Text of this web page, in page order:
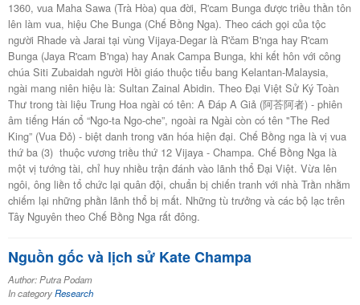
1360, vua Maha Sawa (Trà Hòa) qua đời, R'cam Bunga được triều thần tôn
lên làm vua, hiệu Che Bunga (Chế Bồng Nga). Theo cách gọi của tộc
người Rhade và Jarai tại vùng Vijaya-Degar là R'čam B'nga hay R'cam
Bunga (Jaya R'cam B'nga) hay Anak Campa Bunga, khi kết hôn với công
chúa Siti Zubaidah người Hồi giáo thuộc tiểu bang Kelantan-Malaysia,
ngài mang niên hiệu là: Sultan Zainal Abidin. Theo Đại Việt Sử Ký Toàn
Thư trong tài liệu Trung Hoa ngài có tên: A Đáp A Giả (阿荅阿者) - phiên
âm tiếng Hán cổ “Ngo-ta Ngo-che”, ngoài ra Ngài còn có tên "The Red
King” (Vua Đỏ) - biệt danh trong văn hóa hiện đại. Chế Bồng nga là vị vua
thứ ba (3) thuộc vương triều thứ 12 Vijaya - Champa. Chế Bồng Nga là
một vị tướng tài, chỉ huy nhiều trận đánh vào lãnh thổ Đại Việt. Vừa lên
ngôi, ông liền tổ chức lại quân đội, chuẩn bị chiến tranh với nhà Trần nhằm
chiếm lại những phần lãnh thổ bị mất. Những tù trưởng và các bộ lạc trên
Tây Nguyên theo Chế Bồng Nga rất đông.
Nguồn gốc và lịch sử Kate Champa
Author: Putra Podam
In categoryResearch